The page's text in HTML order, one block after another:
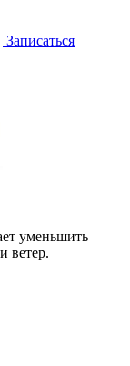
Записаться
уменьшить
ветер.